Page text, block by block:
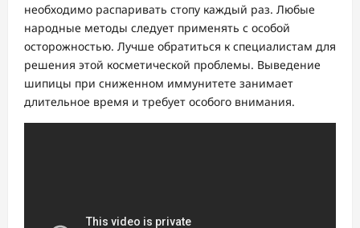
необходимо распаривать стопу каждый раз. Любые
народные методы следует применять с особой
осторожностью. Лучше обратиться к специалистам для
решения этой косметической проблемы. Выведение
шипицы при сниженном иммунитете занимает
длительное время и требует особого внимания.